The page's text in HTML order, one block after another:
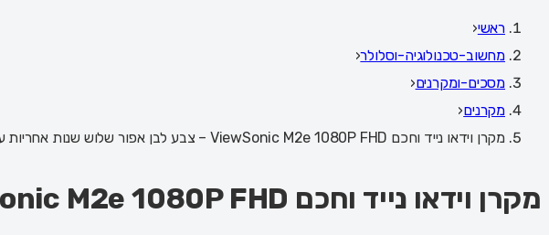
ראשי‹
מחשוב-טכנולוגיה-וסלולר‹
מסכים-ומקרנים‹
מקרנים‹
מקרן וידאו נייד וחכם ViewSonic M2e 1080P FHD – צבע לבן אפור שלוש שנות אחריות ע"י היבואן הרשמי